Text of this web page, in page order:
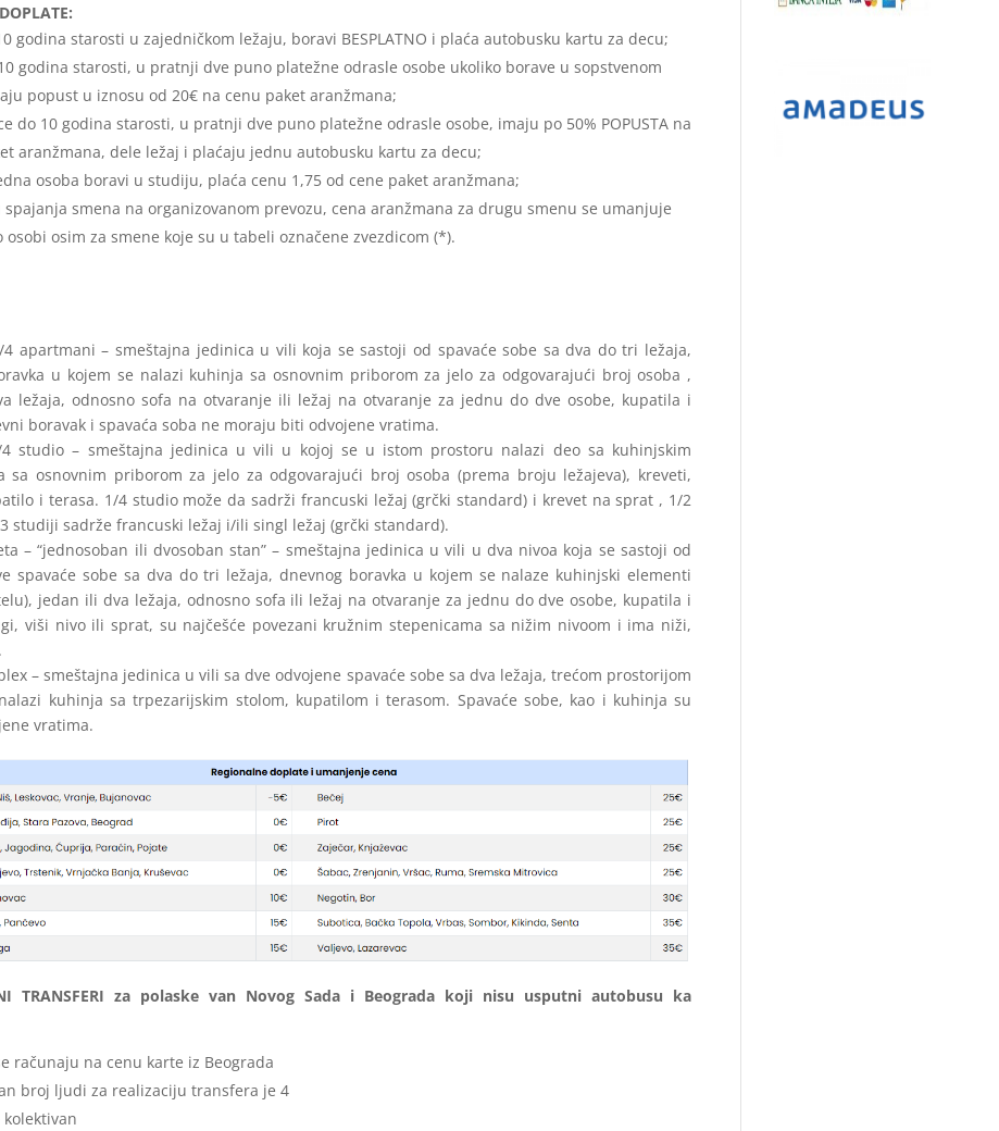
godina starosti u zajedničkom ležaju, boravi BESPLATNO i plaća autobusku kartu za decu;
godina starosti, u pratnji dve puno platežne odrasle osobe ukoliko borave u sopstvenom
popust u iznosu od 20€ na cenu paket aranžmana;
do 10 godina starosti, u pratnji dve puno platežne odrasle osobe, imaju po 50% POPUSTA na
aranžmana, dele ležaj i plaćaju jednu autobusku kartu za decu;
osoba boravi u studiju, plaća cenu 1,75 od cene paket aranžmana;
spajanja smena na organizovanom prevozu, cena aranžmana za drugu smenu se umanjuje
osobi osim za smene koje su u tabeli označene zvezdicom (*).
apartmani – smeštajna jedinica u vili koja se sastoji od spavaće sobe sa dva do tri ležaja,
u kojem se nalazi kuhinja sa osnovnim priborom za jelo za odgovarajući broj osoba ,
ležaja, odnosno sofa na otvaranje ili ležaj na otvaranje za jednu do dve osobe, kupatila i
boravak i spavaća soba ne moraju biti odvojene vratima.
studio – smeštajna jedinica u vili u kojoj se u istom prostoru nalazi deo sa kuhinjskim
sa osnovnim priborom za jelo za odgovarajući broj osoba (prema broju ležajeva), kreveti,
i terasa. 1/4 studio može da sadrži francuski ležaj (grčki standard) i krevet na sprat , 1/2
studiji sadrže francuski ležaj i/ili singl ležaj (grčki standard).
– “jednosoban ili dvosoban stan” – smeštajna jedinica u vili u dva nivoa koja se sastoji od
spavaće sobe sa dva do tri ležaja, dnevnog boravka u kojem se nalaze kuhinjski elementi
jedan ili dva ležaja, odnosno sofa ili ležaj na otvaranje za jednu do dve osobe, kupatila i
viši nivo ili sprat, su najčešće povezani kružnim stepenicama sa nižim nivoom i ima niži,
– smeštajna jedinica u vili sa dve odvojene spavaće sobe sa dva ležaja, trećom prostorijom
kuhinja sa trpezarijskim stolom, kupatilom i terasom. Spavaće sobe, kao i kuhinja su
vratima.
TRANSFERI za polaske van Novog Sada i Beograda koji nisu usputni autobusu ka
računaju na cenu karte iz Beograda
broj ljudi za realizaciju transfera je 4